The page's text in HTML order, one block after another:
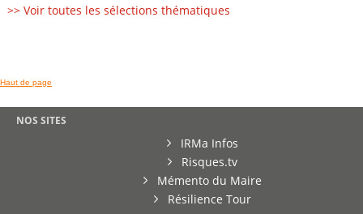
>> Voir toutes les sélections thématiques
Haut de page
NOS SITES
IRMa Infos
Risques.tv
Mémento du Maire
Résilience Tour